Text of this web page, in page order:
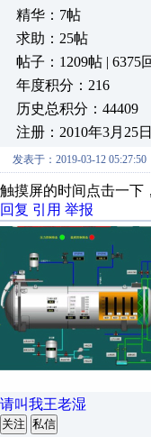
精华：7帖
求助：25帖
帖子：1209帖 | 6375
年度积分：216
历史总积分：44409
注册：2010年3月25日
发表于：2019-03-12 05:27:50
触摸屏的时间点击一下
回复 引用 举报
请叫我王老湿
关注 私信